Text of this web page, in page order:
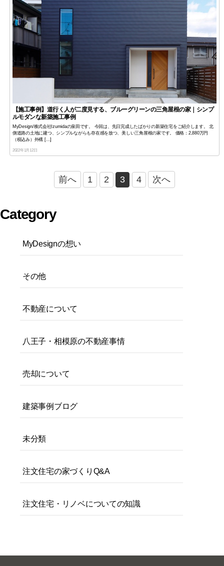
【施工事例】道行く人が二度見する、ブルーグリーンの三角屋根の家｜シンプ
ルモダンな新築施工事例
MyDesign/株式会社Izumidaの泉田です。 今回は、先日完成したばかりの新築住宅をご紹介します。 北
側道路の土地に建つ、シンプルながらも存在感を放つ、美しい三角屋根の家です。 価格：2,880万円
（税込み）外構 […]
2022年1月12日
前へ 1 2 3 4 次へ
Category
MyDesignの想い
その他
不動産について
八王子・相模原の不動産事情
売却について
建築事例ブログ
未分類
注文住宅の家づくりQ&A
注文住宅・リノベについての知識